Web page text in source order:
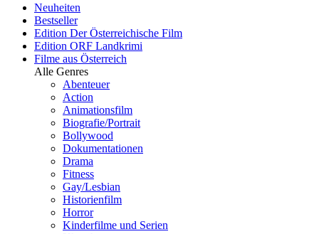
Neuheiten
Bestseller
Edition Der Österreichische Film
Edition ORF Landkrimi
Filme aus Österreich
Alle Genres
Abenteuer
Action
Animationsfilm
Biografie/Portrait
Bollywood
Dokumentationen
Drama
Fitness
Gay/Lesbian
Historienfilm
Horror
Kinderfilme und Serien